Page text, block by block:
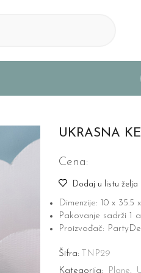
UKRASNA
Cena:
Dodaj u listu želja
Dimenzije: 10 x 35.5
Pakovanje sadrži 1
Proizvođač:
Šifra: TNP29
Kategorija:
Plane,